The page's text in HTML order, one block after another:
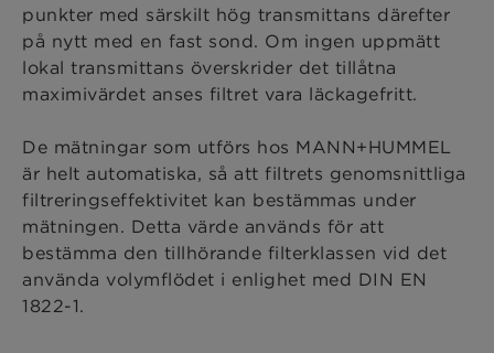
punkter med särskilt hög transmittans därefter
på nytt med en fast sond. Om ingen uppmätt
lokal transmittans överskrider det tillåtna
maximivärdet anses filtret vara läckagefritt.
De mätningar som utförs hos MANN+HUMMEL
är helt automatiska, så att filtrets genomsnittliga
filtreringseffektivitet kan bestämmas under
mätningen. Detta värde används för att
bestämma den tillhörande filterklassen vid det
använda volymflödet i enlighet med DIN EN
1822-1.